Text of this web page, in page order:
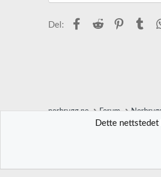
Del: Facebook
Reddit Pinterest
norbrygg.no Forum
Dette nettstedet